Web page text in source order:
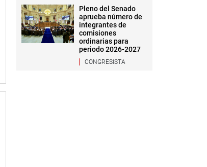
Pleno del Senado
aprueba número de
integrantes de
comisiones
ordinarias para
periodo 2026-2027
CONGRESISTA